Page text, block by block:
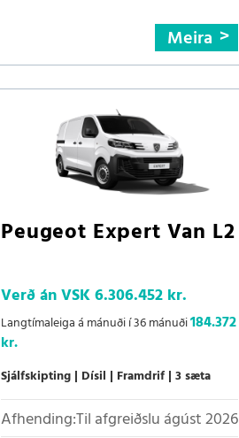
Meira
Peugeot Expert Van L2
Verð án VSK6.306.452 kr.
Langtímaleiga á mánuði í 36 mánuði184.372
kr.
Sjálfskipting Dísil Framdrif 3 sæta
Afhending:Til afgreiðslu ágúst 2026